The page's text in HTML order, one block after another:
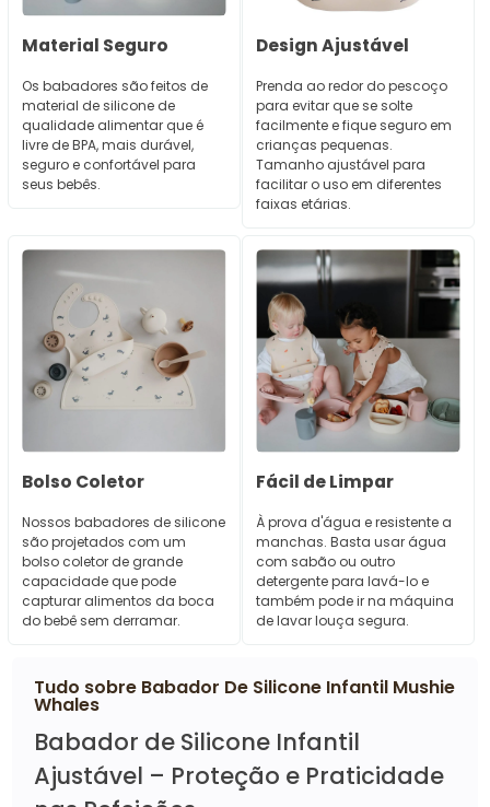
Material Seguro
Os babadores são feitos de
material de silicone de
qualidade alimentar que é
livre de BPA, mais durável,
seguro e confortável para
seus bebês.
Design Ajustável
Prenda ao redor do pescoço
para evitar que se solte
facilmente e fique seguro em
crianças pequenas.
Tamanho ajustável para
facilitar o uso em diferentes
faixas etárias.
Bolso Coletor
Nossos babadores de silicone
são projetados com um
bolso coletor de grande
capacidade que pode
capturar alimentos da boca
do bebê sem derramar.
Fácil de Limpar
À prova d'água e resistente a
manchas. Basta usar água
com sabão ou outro
detergente para lavá-lo e
também pode ir na máquina
de lavar louça segura.
Tudo sobre Babador De Silicone Infantil Mushie
Whales
Babador de Silicone Infantil
Ajustável – Proteção e Praticidade